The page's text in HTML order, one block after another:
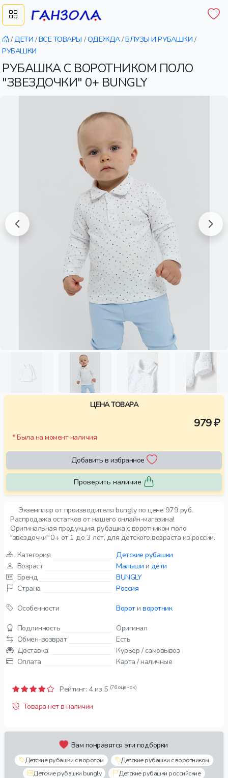
/ДЕТИ /ВСЕ ТОВАРЫ /ОДЕЖДА/БЛУЗЫ И РУБАШКИ /
РУБАШКИ
РУБАШКА С ВОРОТНИКОМ ПОЛО
"ЗВЕЗДОЧКИ" 0+ BUNGLY
Экземпляр от производителя bungly по цене 979 руб.
Распродажа остатков от нашего онлайн-магазина!
Оригинальная продукция. рубашка с воротником поло
"звездочки" 0+ от 1 до 3 лет, для детского возраста из россии.
Категория
Детские рубашки
Возраст
Малыши и дети
Бренд
BUNGLY
Страна
Россия
Особенности
Воротиворотник
Подлинность
Оригинал
Обмен-возврат
Есть
Доставка
Курьер / самовывоз
Оплата
Карта / наличные
Рейтинг: 4из 5 (76 оценок)
Товара нет в наличии
Вам понравятся эти подборки
Детские рубашки с воротом
Детские рубашки с воротником
Детские рубашки bungly
Детские рубашки российские
ЦЕНА ТОВАРА
979 ₽
* Была на момент наличия
Добавить в избранное
Проверить наличие